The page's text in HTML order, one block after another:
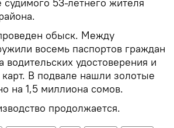
обыск. Между
восемь паспортов граждан
водительских удостоверения и
В подвале нашли золотые
на 1,5 миллиона сомов.
продолжается.